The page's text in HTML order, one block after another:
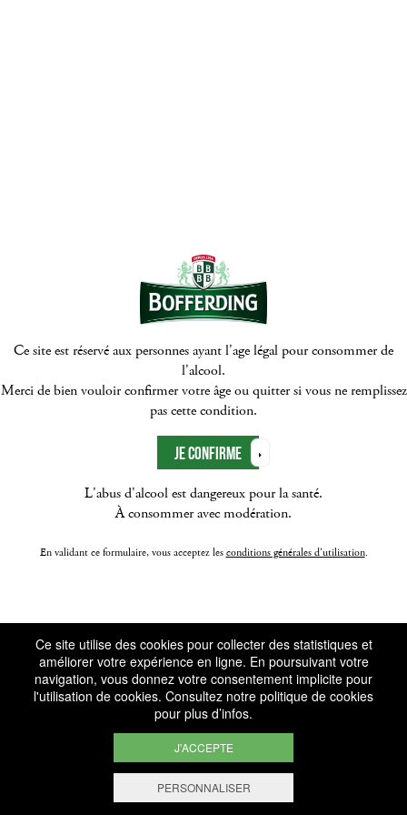
Ce site est réservé aux personnes ayant l'age légal pour consommer de
l'alcool.
Merci de bien vouloir confirmer votre âge ou quitter si vous ne remplissez
pas cette condition.
L'abus d'alcool est dangereux pour la santé.
À consommer avec modération.
En validant ce formulaire, vous acceptez les conditions générales d'utilisation.
Ce site utilise des cookies pour collecter des statistiques et
améliorer votre expérience en ligne. En poursuivant votre
navigation, vous donnez votre consentement implicite pour
l'utilisation de cookies. Consultez notre politique de cookies
pour plus d’infos.
J'ACCEPTE
PERSONNALISER